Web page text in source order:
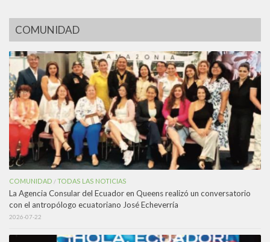
COMUNIDAD
COMUNIDAD /TODAS LAS NOTICIAS
La Agencia Consular del Ecuador en Queens realizó un conversatorio
con el antropólogo ecuatoriano José Echeverría
2026-07-22